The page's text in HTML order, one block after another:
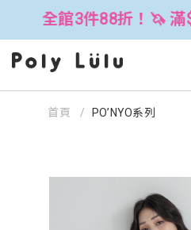
$2500折$300 (可累折）
首頁 PO’NYO系列